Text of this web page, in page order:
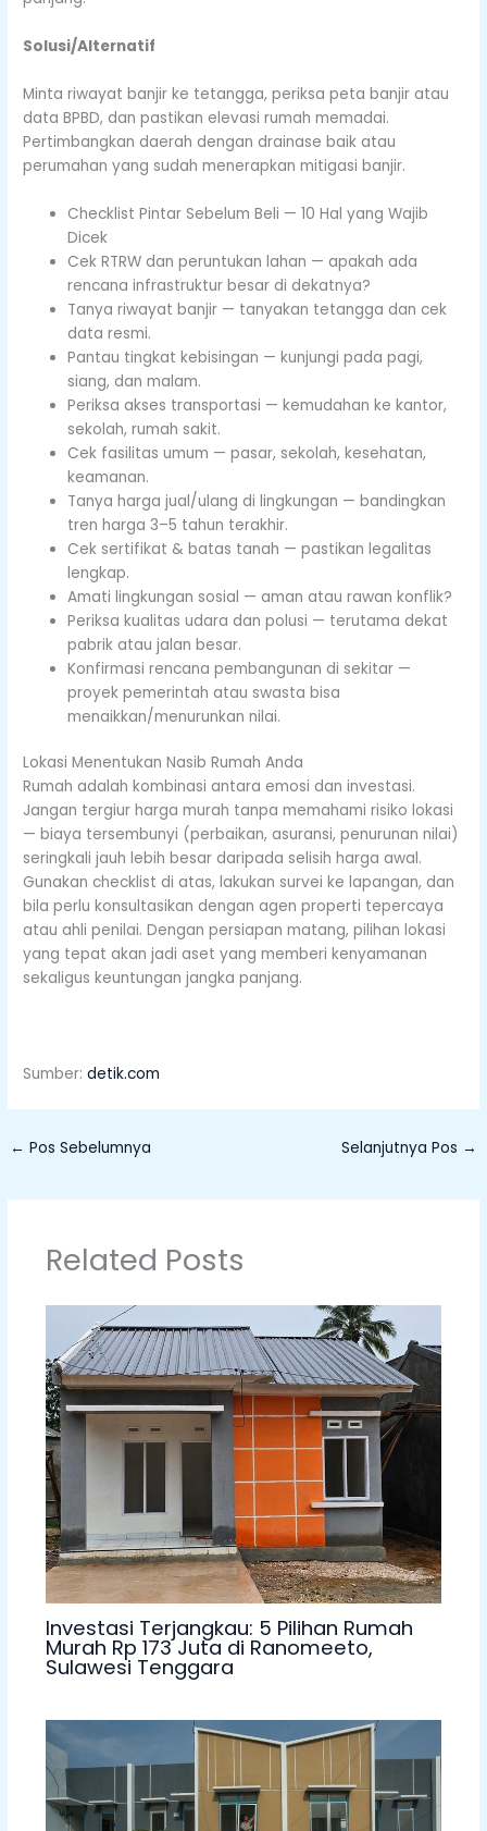
Solusi/Alternatif
Minta riwayat banjir ke tetangga, periksa peta banjir atau
data BPBD, dan pastikan elevasi rumah memadai.
Pertimbangkan daerah dengan drainase baik atau
perumahan yang sudah menerapkan mitigasi banjir.
Checklist Pintar Sebelum Beli — 10 Hal yang Wajib
Dicek
Cek RTRW dan peruntukan lahan — apakah ada
rencana infrastruktur besar di dekatnya?
Tanya riwayat banjir — tanyakan tetangga dan cek
data resmi.
Pantau tingkat kebisingan — kunjungi pada pagi,
siang, dan malam.
Periksa akses transportasi — kemudahan ke kantor,
sekolah, rumah sakit.
Cek fasilitas umum — pasar, sekolah, kesehatan,
keamanan.
Tanya harga jual/ulang di lingkungan — bandingkan
tren harga 3–5 tahun terakhir.
Cek sertifikat & batas tanah — pastikan legalitas
lengkap.
Amati lingkungan sosial — aman atau rawan konflik?
Periksa kualitas udara dan polusi — terutama dekat
pabrik atau jalan besar.
Konfirmasi rencana pembangunan di sekitar —
proyek pemerintah atau swasta bisa
menaikkan/menurunkan nilai.
Lokasi Menentukan Nasib Rumah Anda
Rumah adalah kombinasi antara emosi dan investasi.
Jangan tergiur harga murah tanpa memahami risiko lokasi
— biaya tersembunyi (perbaikan, asuransi, penurunan nilai)
seringkali jauh lebih besar daripada selisih harga awal.
Gunakan checklist di atas, lakukan survei ke lapangan, dan
bila perlu konsultasikan dengan agen properti tepercaya
atau ahli penilai. Dengan persiapan matang, pilihan lokasi
yang tepat akan jadi aset yang memberi kenyamanan
sekaligus keuntungan jangka panjang.
Sumber:detik.com
← Pos Sebelumnya Selanjutnya Pos →
Related Posts
Investasi Terjangkau: 5 Pilihan Rumah
Murah Rp 173 Juta di Ranomeeto,
Sulawesi Tenggara